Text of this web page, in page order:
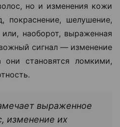
но и изменения кожи
покраснение, шелушение,
наоборот, выраженная
сигнал — изменение
они становятся ломкими,
выраженное
изменение их